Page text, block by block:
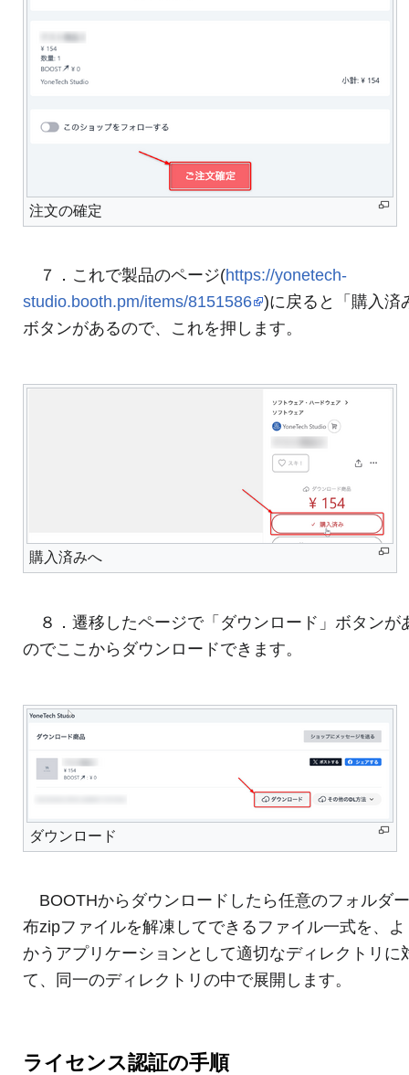
注文の確定
７．これで製品のページ(https://yonetech-
studio.booth.pm/items/8151586
)に戻ると「購入済
ボタンがあるので、これを押します。
購入済みへ
８．遷移したページで「ダウンロード」ボタンが
のでここからダウンロードできます。
ダウンロード
BOOTHからダウンロードしたら任意のフォルダ
布zipファイルを解凍してできるファイル一式を、
かうアプリケーションとして適切なディレクトリに
て、同一のディレクトリの中で展開します。
ライセンス認証の手順